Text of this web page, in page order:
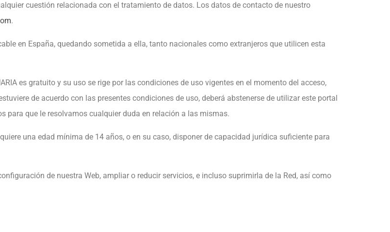
cuestión relacionada con el tratamiento de datos. Los datos de contacto de nuestro
.
en España, quedando sometida a ella, tanto nacionales como extranjeros que utilicen esta
es gratuito y su uso se rige por las condiciones de uso vigentes en el momento del acceso,
de acuerdo con las presentes condiciones de uso, deberá abstenerse de utilizar este portal
para que le resolvamos cualquier duda en relación a las mismas.
una edad mínima de 14 años, o en su caso, disponer de capacidad jurídica suficiente para
de nuestra Web, ampliar o reducir servicios, e incluso suprimirla de la Red, así como